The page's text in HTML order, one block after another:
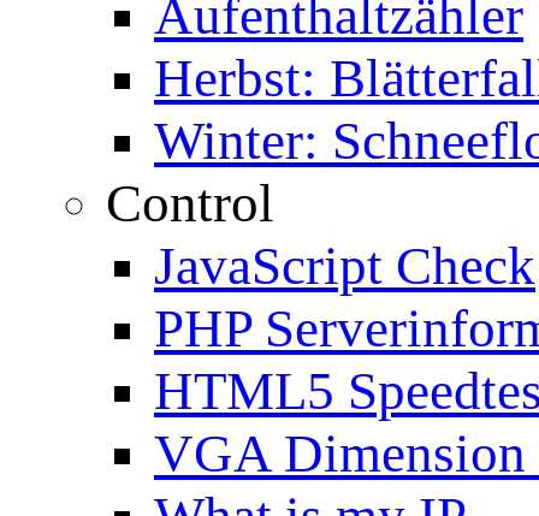
Aufenthaltzähler
Herbst:
Winter:
Control
JavaScript Check
PHP
HTML5
VGA Dimension